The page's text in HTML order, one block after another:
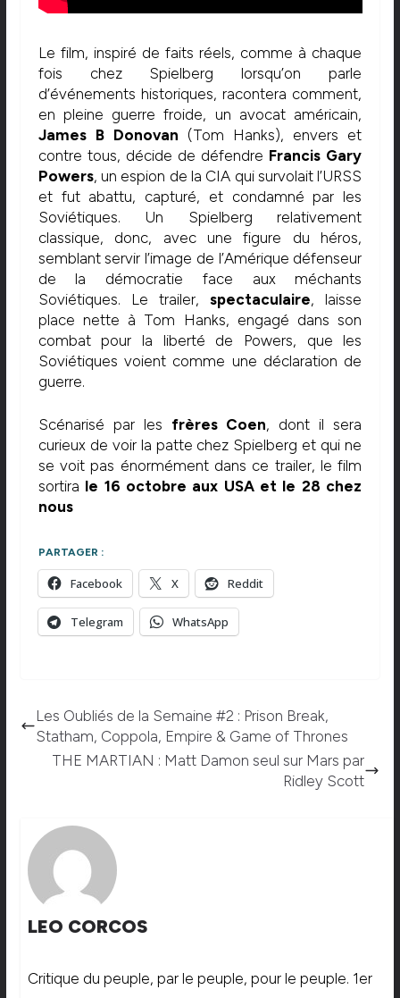
Le film, inspiré de faits réels, comme à chaque
fois chez Spielberg lorsqu’on parle
d’événements historiques, racontera comment,
en pleine guerre froide, un avocat américain,
James B Donovan (Tom Hanks), envers et
contre tous, décide de défendre Francis Gary
Powers, un espion de la CIA qui survolait l’URSS
et fut abattu, capturé, et condamné par les
Soviétiques. Un Spielberg relativement
classique, donc, avec une figure du héros,
semblant servir l’image de l’Amérique défenseur
de la démocratie face aux méchants
Soviétiques. Le trailer,spectaculaire, laisse
place nette à Tom Hanks, engagé dans son
combat pour la liberté de Powers, que les
Soviétiques voient comme une déclaration de
guerre.
Scénarisé par les frères Coen, dont il sera
curieux de voir la patte chez Spielberg et qui ne
se voit pas énormément dans ce trailer, le film
sortira le 16 octobre aux USA et le 28 chez
nous
PARTAGER :
Facebook X Reddit
Telegram WhatsApp
Les Oubliés de la Semaine #2 : Prison Break,
Statham, Coppola, Empire & Game of Thrones
THE MARTIAN : Matt Damon seul sur Mars par
Ridley Scott
LEO CORCOS
Critique du peuple, par le peuple, pour le peuple. 1er